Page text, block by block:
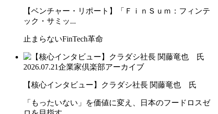
【ベンチャー・リポート】「ＦｉｎＳｕｍ：フィンテ
ック・サミッ...
止まらないFinTech革命
2026.07.21企業家倶楽部アーカイブ
【核心インタビュー】クラダシ社長 関藤竜也 氏
「もったいない」を価値に変え、日本のフードロスゼ